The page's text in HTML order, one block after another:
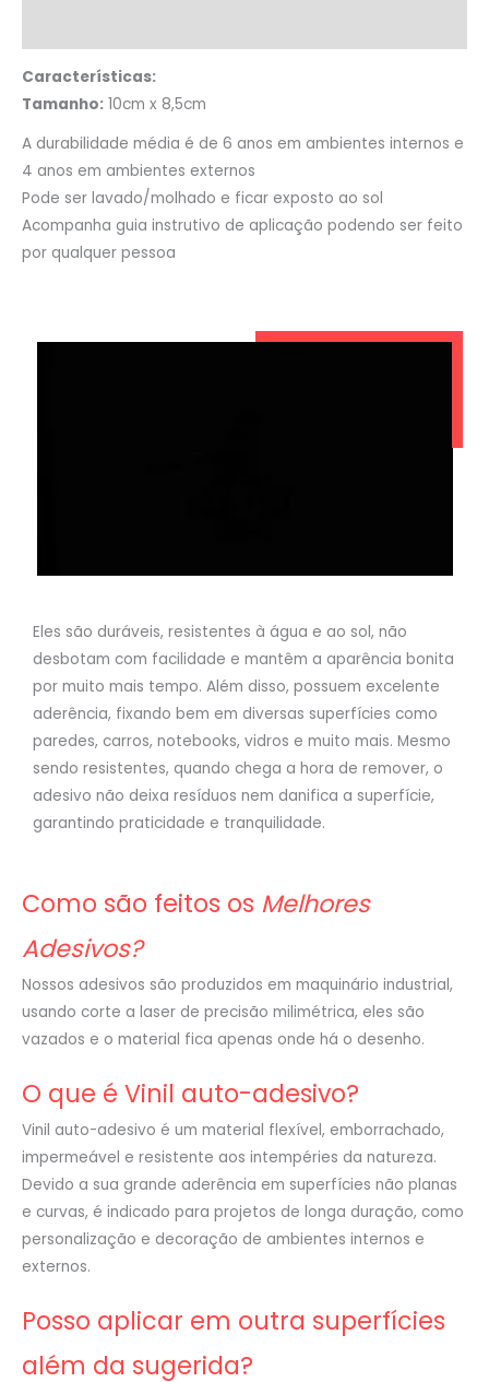
Características:
Tamanho: 10cm x 8,5cm
A durabilidade média é de 6 anos em ambientes internos e
4 anos em ambientes externos
Pode ser lavado/molhado e ficar exposto ao sol
Acompanha guia instrutivo de aplicação podendo ser feito
por qualquer pessoa
Eles são duráveis, resistentes à água e ao sol, não
desbotam com facilidade e mantêm a aparência bonita
por muito mais tempo. Além disso, possuem excelente
aderência, fixando bem em diversas superfícies como
paredes, carros, notebooks, vidros e muito mais. Mesmo
sendo resistentes, quando chega a hora de remover, o
adesivo não deixa resíduos nem danifica a superfície,
garantindo praticidade e tranquilidade.
Como são feitos os Melhores
Adesivos?
Nossos adesivos são produzidos em maquinário industrial,
usando corte a laser de precisão milimétrica, eles são
vazados e o material fica apenas onde há o desenho.
O que é Vinil auto-adesivo?
Vinil auto-adesivo é um material flexível, emborrachado,
impermeável e resistente aos intempéries da natureza.
Devido a sua grande aderência em superfícies não planas
e curvas, é indicado para projetos de longa duração, como
personalização e decoração de ambientes internos e
externos.
Posso aplicar em outra superfícies
além da sugerida?